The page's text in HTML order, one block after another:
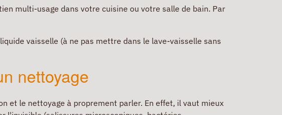
multi-usage dans votre cuisine ou votre salle de bain. Par
vaisselle (à ne pas mettre dans le lave-vaisselle sans
nettoyage
et le nettoyage à proprement parler. En effet, il vaut mieux